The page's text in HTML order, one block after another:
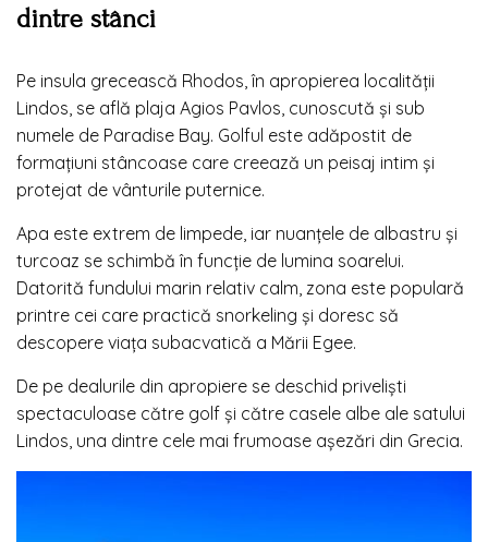
dintre stânci
Pe insula grecească Rhodos, în apropierea localității
Lindos, se află plaja Agios Pavlos, cunoscută și sub
numele de Paradise Bay. Golful este adăpostit de
formațiuni stâncoase care creează un peisaj intim și
protejat de vânturile puternice.
Apa este extrem de limpede, iar nuanțele de albastru și
turcoaz se schimbă în funcție de lumina soarelui.
Datorită fundului marin relativ calm, zona este populară
printre cei care practică snorkeling și doresc să
descopere viața subacvatică a Mării Egee.
De pe dealurile din apropiere se deschid priveliști
spectaculoase către golf și către casele albe ale satului
Lindos, una dintre cele mai frumoase așezări din Grecia.